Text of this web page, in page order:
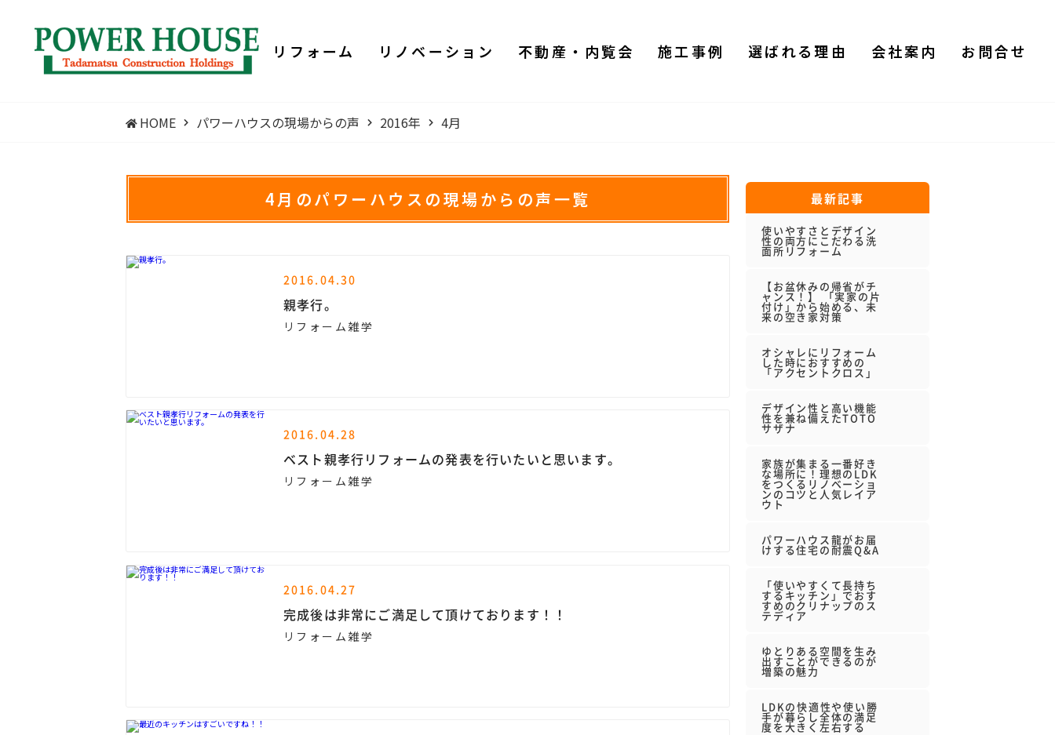
リフォーム リノベーション 不動産・内覧会 施工事例 選ばれる理由 会社案内 お問合せ
HOME パワーハウスの現場からの声 2016年 4月
4月のパワーハウスの現場からの声一覧
2016.04.30
親孝行。
リフォーム雑学
2016.04.28
ベスト親孝行リフォームの発表を行いたいと思います。
リフォーム雑学
2016.04.27
完成後は非常にご満足して頂けております！！
リフォーム雑学
最新記事
使いやすさとデザイン
性の両方にこだわる洗
面所リフォーム
【お盆休みの帰省がチ
ャンス！】 「実家の片
付け」から始める、未
来の空き家対策
オシャレにリフォーム
した時におすすめの
「アクセントクロス」
デザイン性と高い機能
性を兼ね備えたTOTO
サザナ
家族が集まる一番好き
な場所に！理想のLDK
をつくるリノベーショ
ンのコツと人気レイア
ウト
パワーハウス龍がお届
けする住宅の耐震Q&A
「使いやすくて長持ち
するキッチン」でおす
すめのクリナップのス
テディア
ゆとりある空間を生み
出すことができるのが
増築の魅力
LDKの快適性や使い勝
手が暮らし全体の満足
度を大きく左右する